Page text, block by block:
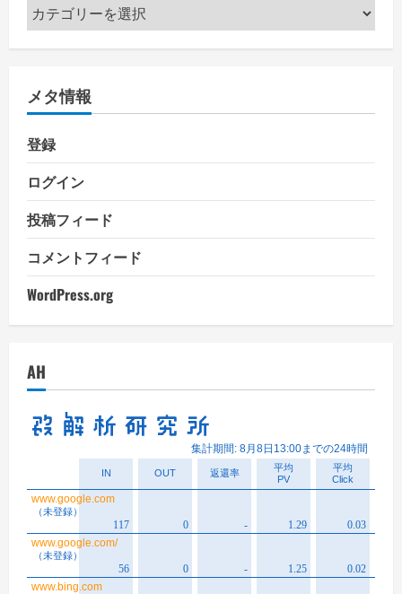
カ
テ
ー
メタ情報
登録
ログイン
投稿フィード
コメントフィード
WordPress.org
AH